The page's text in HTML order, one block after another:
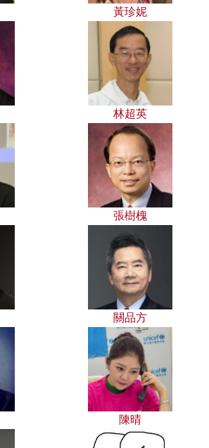
黃珍妮
林超英
張樹槐
關品方
陳晴